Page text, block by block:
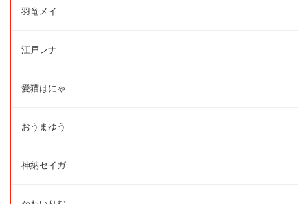
羽竜メイ
江戸レナ
愛猫はにゃ
おうまゆう
神納セイガ